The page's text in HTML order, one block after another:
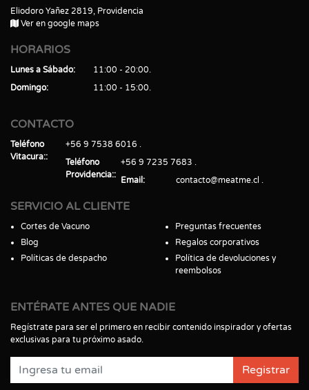
Eliodoro Yañez 2819, Providencia
Ver en google maps
HORARIOS
Lunes a Sábado
11:00 - 20:00
Domingo
11:00 - 15:00
CONTACTO
Teléfono
Vitacura:
+56 9 7538 6016
Teléfono
Providencia:
+56 9 7235 7683
Email
contacto@meatme.cl
SERVICIO AL CLIENTE
Cortes de Vacuno
Blog
Políticas de despacho
Preguntas frecuentes
Regalos corporativos
Política de devoluciones y
reembolsos
ENTÉRATE ANTES QUE NADIE
Regístrate para ser el primero en recibir contenido inspirador y ofertas
exclusivas para tu próximo asado.
Registrar